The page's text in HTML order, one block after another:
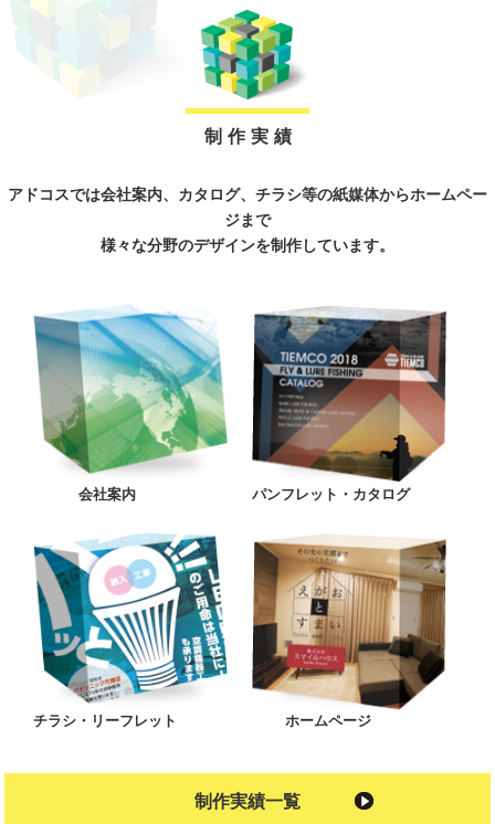
制 作 実 績
アドコスでは会社案内、カタログ、チラシ等の紙媒体からホームペー
ジまで
様々な分野のデザインを制作しています。
会社案内 パンフレット・カタログ
チラシ・リーフレット ホームページ
制作実績一覧